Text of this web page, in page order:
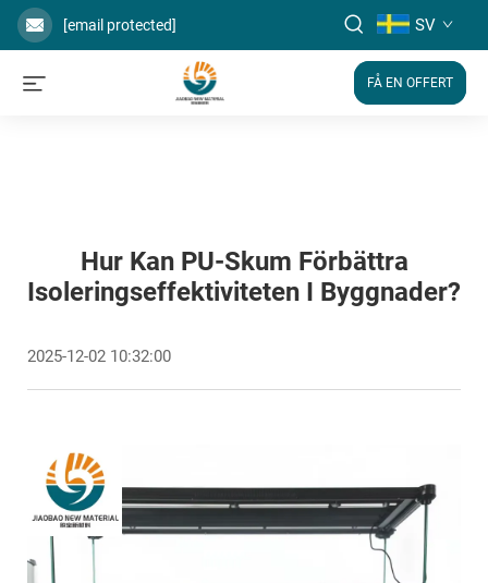
[email protected] SV
FÅ EN OFFERT
Hur Kan PU-Skum Förbättra
Isoleringseffektiviteten I Byggnader?
2025-12-02 10:32:00